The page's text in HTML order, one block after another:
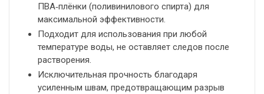
ПВА‑плёнки (поливинилового спирта) для
максимальной эффективности.
Подходит для использования при любой
температуре воды, не оставляет следов после
растворения.
Исключительная прочность благодаря
усиленным швам, предотвращающим разрыв